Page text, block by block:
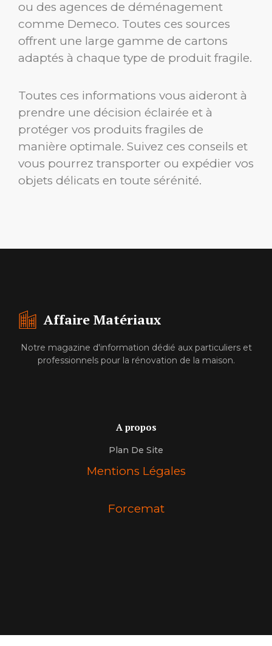
ou des agences de déménagement
comme Demeco. Toutes ces sources
offrent une large gamme de cartons
adaptés à chaque type de produit fragile.
Toutes ces informations vous aideront à
prendre une décision éclairée et à
protéger vos produits fragiles de
manière optimale. Suivez ces conseils et
vous pourrez transporter ou expédier vos
objets délicats en toute sérénité.
Affaire Matériaux
Notre magazine d'information dédié aux particuliers et
professionnels pour la rénovation de la maison.
A propos
Plan De Site
Mentions Légales
Forcemat